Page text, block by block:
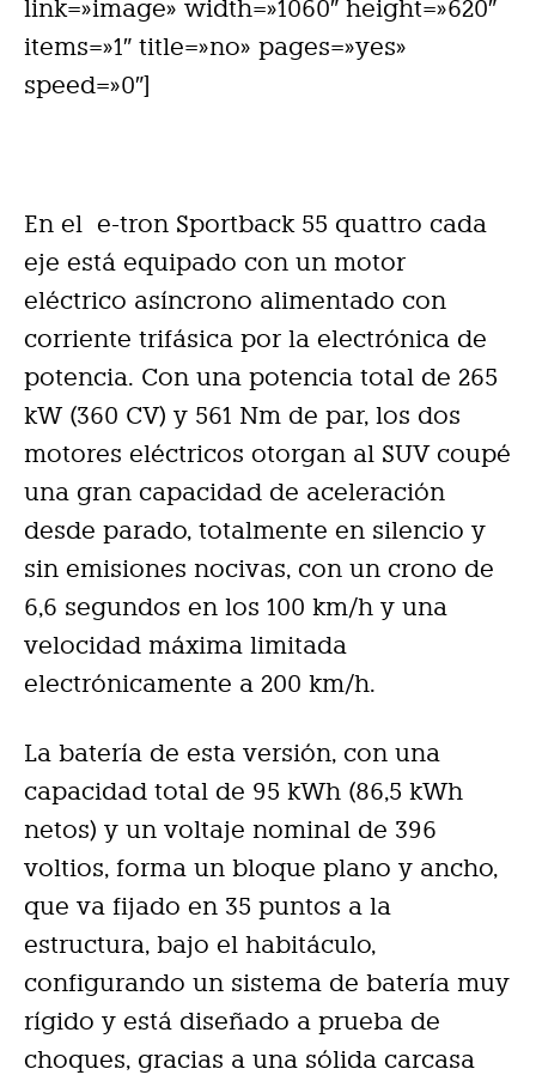
link=»image» width=»1060″ height=»620″
items=»1″ title=»no» pages=»yes»
speed=»0″]
En el e-tron Sportback 55 quattro cada
eje está equipado con un motor
eléctrico asíncrono alimentado con
corriente trifásica por la electrónica de
potencia. Con una potencia total de 265
kW (360 CV) y 561 Nm de par, los dos
motores eléctricos otorgan al SUV coupé
una gran capacidad de aceleración
desde parado, totalmente en silencio y
sin emisiones nocivas, con un crono de
6,6 segundos en los 100 km/h y una
velocidad máxima limitada
electrónicamente a 200 km/h.
La batería de esta versión, con una
capacidad total de 95 kWh (86,5 kWh
netos) y un voltaje nominal de 396
voltios, forma un bloque plano y ancho,
que va fijado en 35 puntos a la
estructura, bajo el habitáculo,
configurando un sistema de batería muy
rígido y está diseñado a prueba de
choques, gracias a una sólida carcasa